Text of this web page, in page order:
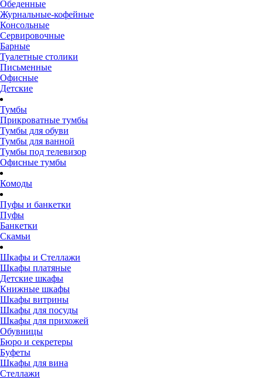
Обеденные
Журнальные-кофейные
Консольные
Сервировочные
Барные
Туалетные столики
Письменные
Офисные
Детские
Тумбы
Прикроватные тумбы
Тумбы для обуви
Тумбы для ванной
Тумбы под телевизор
Офисные тумбы
Комоды
Пуфы и банкетки
Пуфы
Банкетки
Скамьи
Шкафы и Стеллажи
Шкафы платяные
Детские шкафы
Книжные шкафы
Шкафы витрины
Шкафы для посуды
Шкафы для прихожей
Обувницы
Бюро и секретеры
Буфеты
Шкафы для вина
Стеллажи